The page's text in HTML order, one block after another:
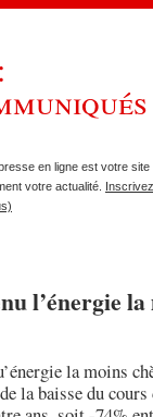
en ligne est votre site
votre actualité.
l’énergie la
la moins
la baisse du